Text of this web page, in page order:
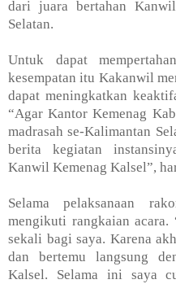
dari juara bertahan
Selatan.
Untuk dapat
kesempatan itu Kakanwil
dapat meningkatkan
“Agar Kantor Kemenag
madrasah se-Kalimantan
berita kegiatan
Kanwil Kemenag Kalsel”,
Selama pelaksanaan
mengikuti rangkaian acara.
sekali bagi saya. Karena
dan bertemu langsung
Kalsel. Selama ini saya